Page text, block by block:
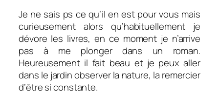
Je ne sais ps ce qu’il en est pour vous mais
curieusement alors qu’habituellement je
dévore les livres, en ce moment je n’arrive
pas à me plonger dans un roman.
Heureusement il fait beau et je peux aller
dans le jardin observer la nature, la remercier
d’être si constante.